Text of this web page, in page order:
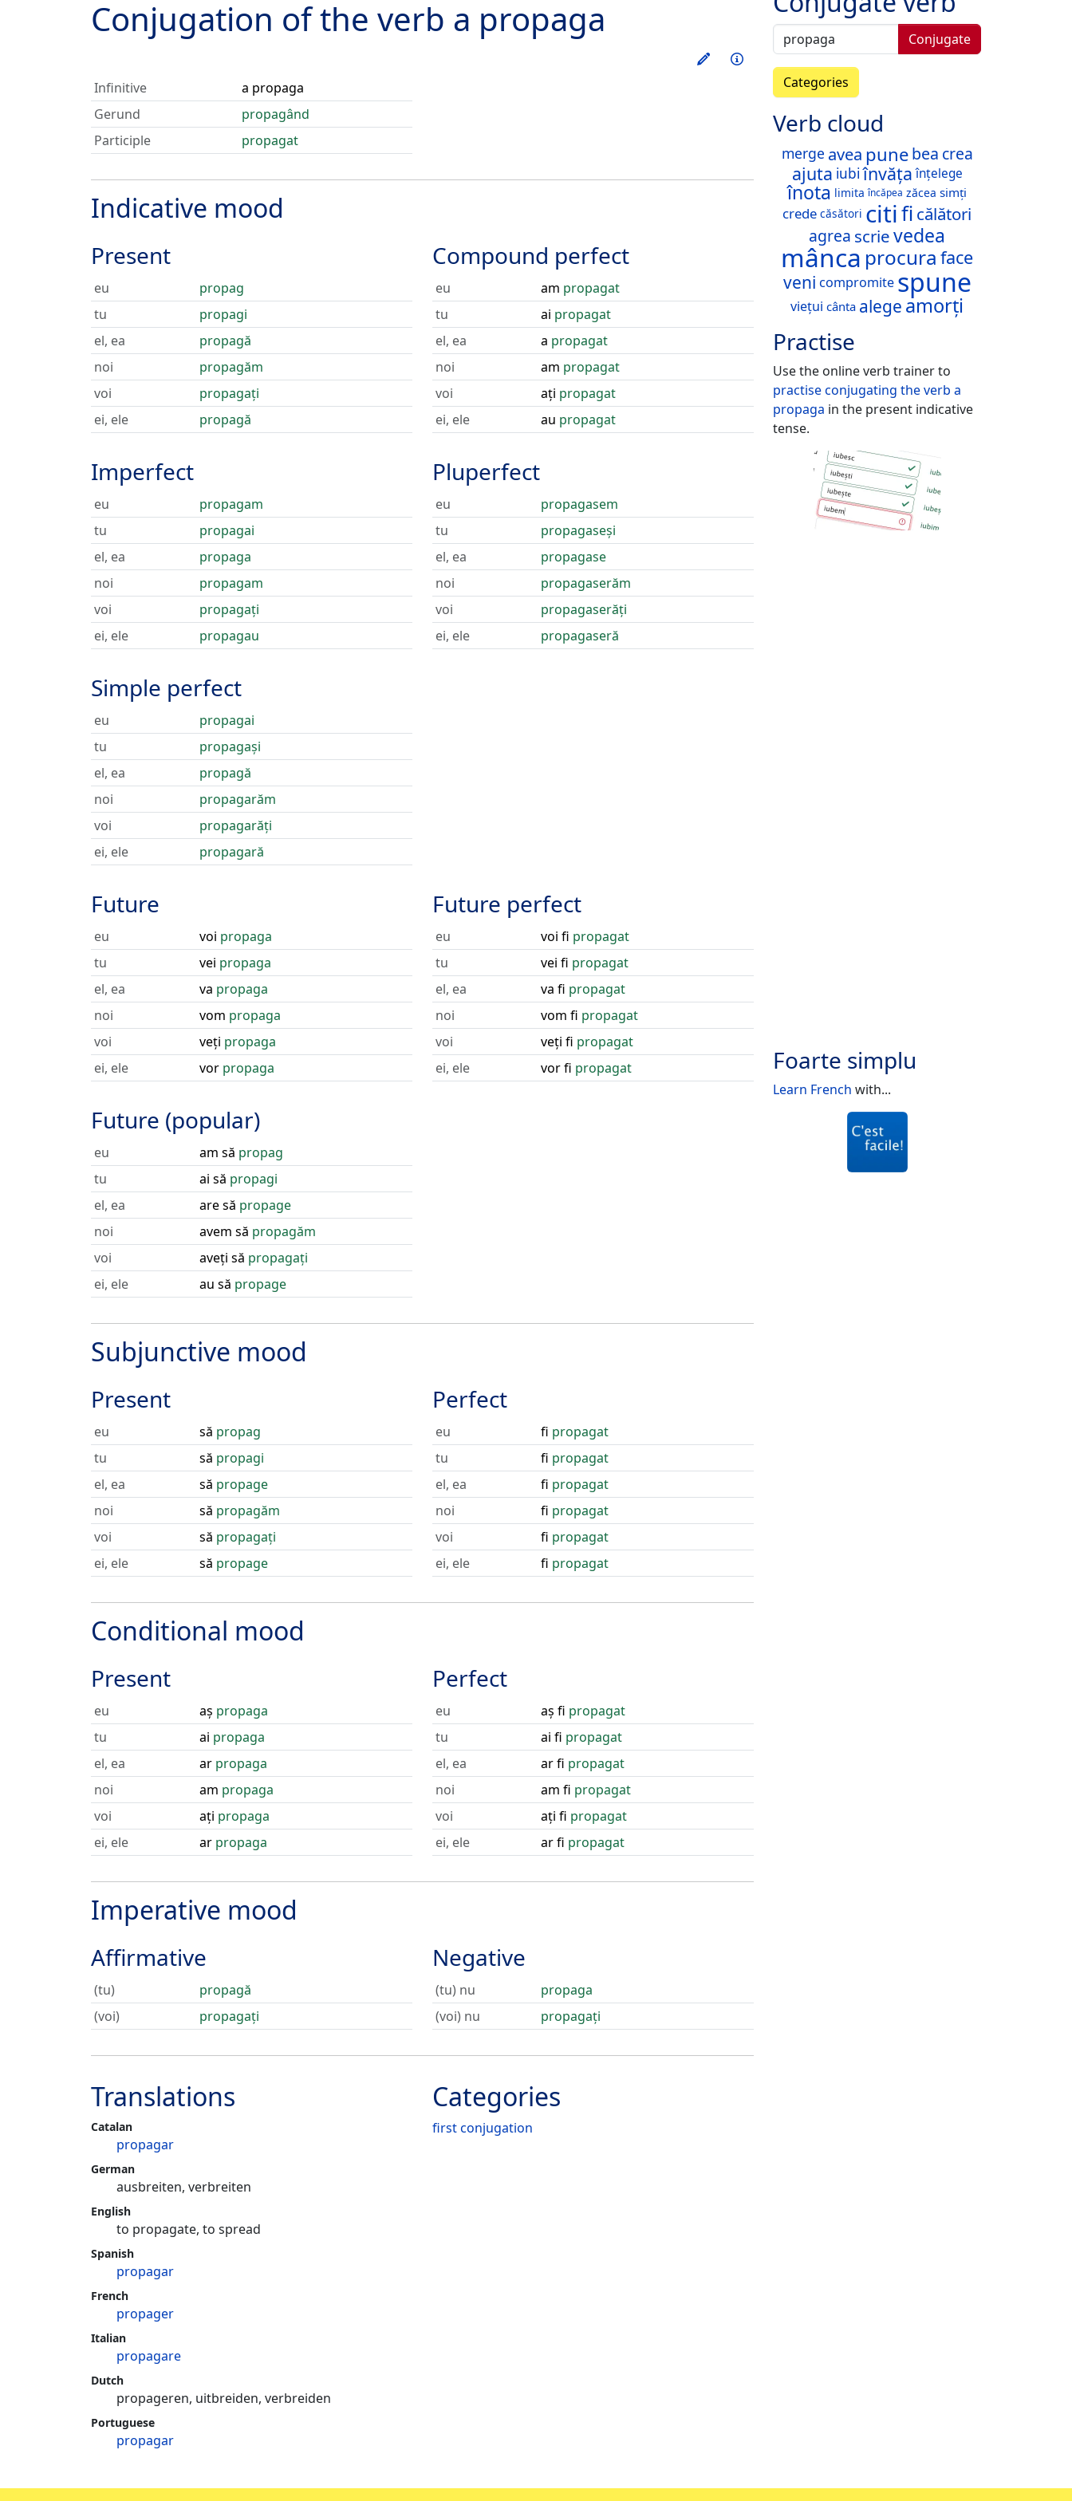
Conjugation of the verb a propaga
Train this verb
Info
Infinitive
a propaga
Gerund
propagând
Participle
propagat
Indicative mood
Present
eu
propag
tu
propagi
el, ea
propagă
noi
propagăm
voi
propagați
ei, ele
propagă
Imperfect
eu
propagam
tu
propagai
el, ea
propaga
noi
propagam
voi
propagați
ei, ele
propagau
Simple perfect
eu
propagai
tu
propagași
el, ea
propagă
noi
propagarăm
voi
propagarăți
ei, ele
propagară
Compound perfect
eu am propagat
tu
ai propagat
el, ea
a propagat
noi
am propagat
voi
ați propagat
ei, ele
au propagat
Pluperfect
eu
propagasem
tu
propagaseși
el, ea
propagase
noi
propagaserăm
voi
propagaserăți
ei, ele
propagaseră
Future
eu voi propaga
tu
vei propaga
el, ea
va propaga
noi
vom propaga
voi
veți propaga
ei, ele
vor propaga
Future (popular)
eu am să propag
tu
ai să propagi
el, ea
are să propage
noi
avem să propagăm
voi
aveți să propagați
ei, ele
au să propage
Future perfect
eu voi fi propagat
tu
vei fi propagat
el, ea
va fi propagat
noi
vom fi propagat
voi
veți fi propagat
ei, ele
vor fi propagat
Subjunctive mood
Present
eu să propag
tu
să propagi
el, ea
să propage
noi
să propagăm
voi
să propagați
ei, ele
să propage
Perfect
eu fi propagat
tu
fi propagat
el, ea
fi propagat
noi
fi propagat
voi
fi propagat
ei, ele
fi propagat
Conditional mood
Present
eu aș propaga
tu
ai propaga
el, ea
ar propaga
noi
am propaga
voi
ați propaga
ei, ele
ar propaga
Perfect
eu aș fi propagat
tu
ai fi propagat
el, ea
ar fi propagat
noi
am fi propagat
voi
ați fi propagat
ei, ele
ar fi propagat
Imperative mood
Affirmative
(tu)
propagă
(voi)
propagați
Negative
(tu) nu
propaga
(voi) nu
propagați
Categories
first conjugation
Translations
Catalan
propagar
German
ausbreiten, verbreiten
English
to propagate, to spread
Spanish
propagar
French
propager
Italian
propagare
Dutch
propageren, uitbreiden, verbreiden
Portuguese
propagar
Conjugate
Categories
Verb cloud
merge avea pune bea crea
ajuta iubiînvăța înțelege
înota limita încăpea zăcea simți
crede căsători citifi călători
agrea scrievedea
mânca procura face
veni compromite spune
viețui cânta alege amorți
Practise
Use the online verb trainer to
practise conjugating the verb a
propaga in the present indicative
tense.
Foarte simplu
Learn French with...